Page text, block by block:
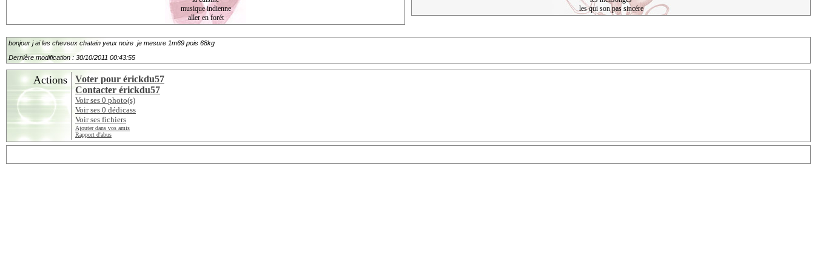
musique indienne
aller en forét
les qui son pas sincére
bonjour j ai les cheveux chatain yeux noire .je mesure 1m69 pois 68kg
Dernière modification : 30/10/2011 00:43:55
Actions
Voter pour érickdu57
Contacter érickdu57
Voir ses 0 photo(s)
Voir ses 0 dédicass
Voir ses fichiers
Ajouter dans vos amis
Rapport d'abus